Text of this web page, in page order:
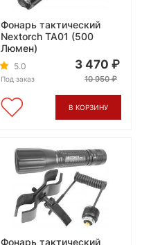
Фонарь тактический
Nextorch TA01 (500
Люмен)
5.0
Под заказ
3 470
10 950
В КОРЗИНУ
Фонарь тактический